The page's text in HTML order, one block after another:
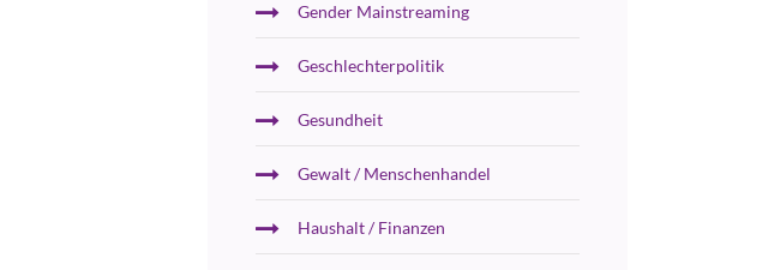
Gender Mainstreaming
Geschlechterpolitik
Gesundheit
Gewalt / Menschenhandel
Haushalt / Finanzen